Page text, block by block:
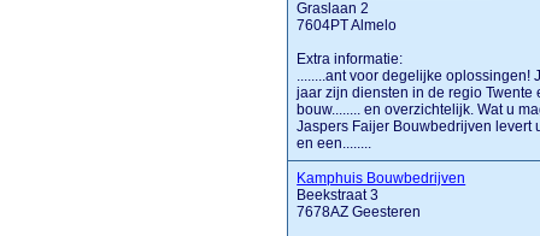
Graslaan 2
7604PT Almelo
Extra informatie:
........ant voor degelijke
jaar zijn diensten in de regio
bouw........ en overzichtelijk. Wat u
Jaspers Faijer Bouwbedrijven levert
en een........
Kamphuis Bouwbedrijven
Beekstraat 3
7678AZ Geesteren